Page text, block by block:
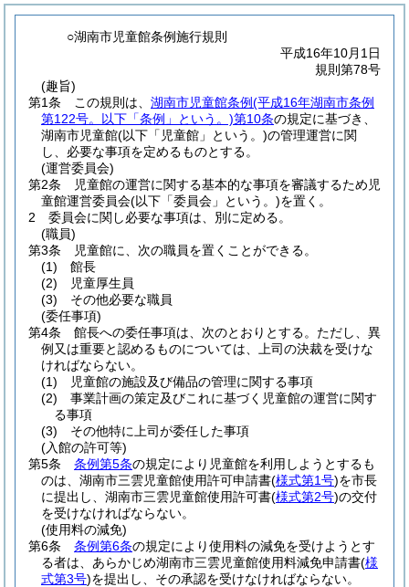
○湖南市児童館条例施行規則
平成16年10月1日
規則第78号
(趣旨)
第1条
この規則は、 湖南市児童館条例(平成16年湖南市条例
第122号。以下「条例」という。)第10条の規定に基づき、
湖南市児童館(以下「児童館」という。)の管理運営に関
し、必要な事項を定めるものとする。
(運営委員会)
第2条
児童館の運営に関する基本的な事項を審議するため児
童館運営委員会(以下「委員会」という。)を置く。
2
委員会に関し必要な事項は、別に定める。
(職員)
第3条
児童館に、次の職員を置くことができる。
(1)
館長
(2)
児童厚生員
(3)
その他必要な職員
(委任事項)
第4条
館長への委任事項は、次のとおりとする。 ただし、異
例又は重要と認めるものについては、上司の決裁を受けな
ければならない。
(1)
児童館の施設及び備品の管理に関する事項
(2)
事業計画の策定及びこれに基づく児童館の運営に関す
る事項
(3)
その他特に上司が委任した事項
(入館の許可等)
第5条
条例第5条の規定により児童館を利用しようとするも
のは、湖南市三雲児童館使用許可申請書(様式第1号)を市長
に提出し、湖南市三雲児童館使用許可書(様式第2号)の交付
を受けなければならない。
(使用料の減免)
第6条
条例第6条の規定により使用料の減免を受けようとす
る者は、あらかじめ湖南市三雲児童館使用料減免申請書(様
式第3号)を提出し、その承認を受けなければならない。